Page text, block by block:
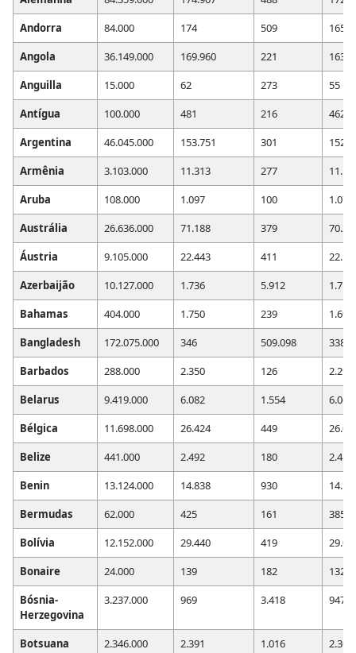
Andorra
84.000 174 509
165
Angola
36.149.000 169.960 221
Anguilla
15.000 62 273
55
Antígua
100.000 481 216
462
Argentina
46.045.000 153.751 301
Armênia
3.103.000 11.313 277
Aruba
108.000 1.097 100
1.077
Austrália
26.636.000 71.188 379
Áustria
9.105.000 22.443 411
Azerbaijão
10.127.000 1.736 5.912
1.713
Bahamas
404.000 1.750 239
1.690
Bangladesh
172.075.000 346 509.098
338
Barbados
288.000 2.350 126
2.290
Belarus
9.419.000 6.082 1.554
6.061
Bélgica
11.698.000 26.424 449
Belize
441.000 2.492 180
2.452
Benin
13.124.000 14.838 930
Bermudas
62.000 425 161
385
Bolívia
12.152.000 29.440 419
Bonaire
24.000 139 182
132
Bósnia-
Herzegovina
3.237.000 969 3.418 947
Botsuana 2.346.000 2.391 1.016
2.308